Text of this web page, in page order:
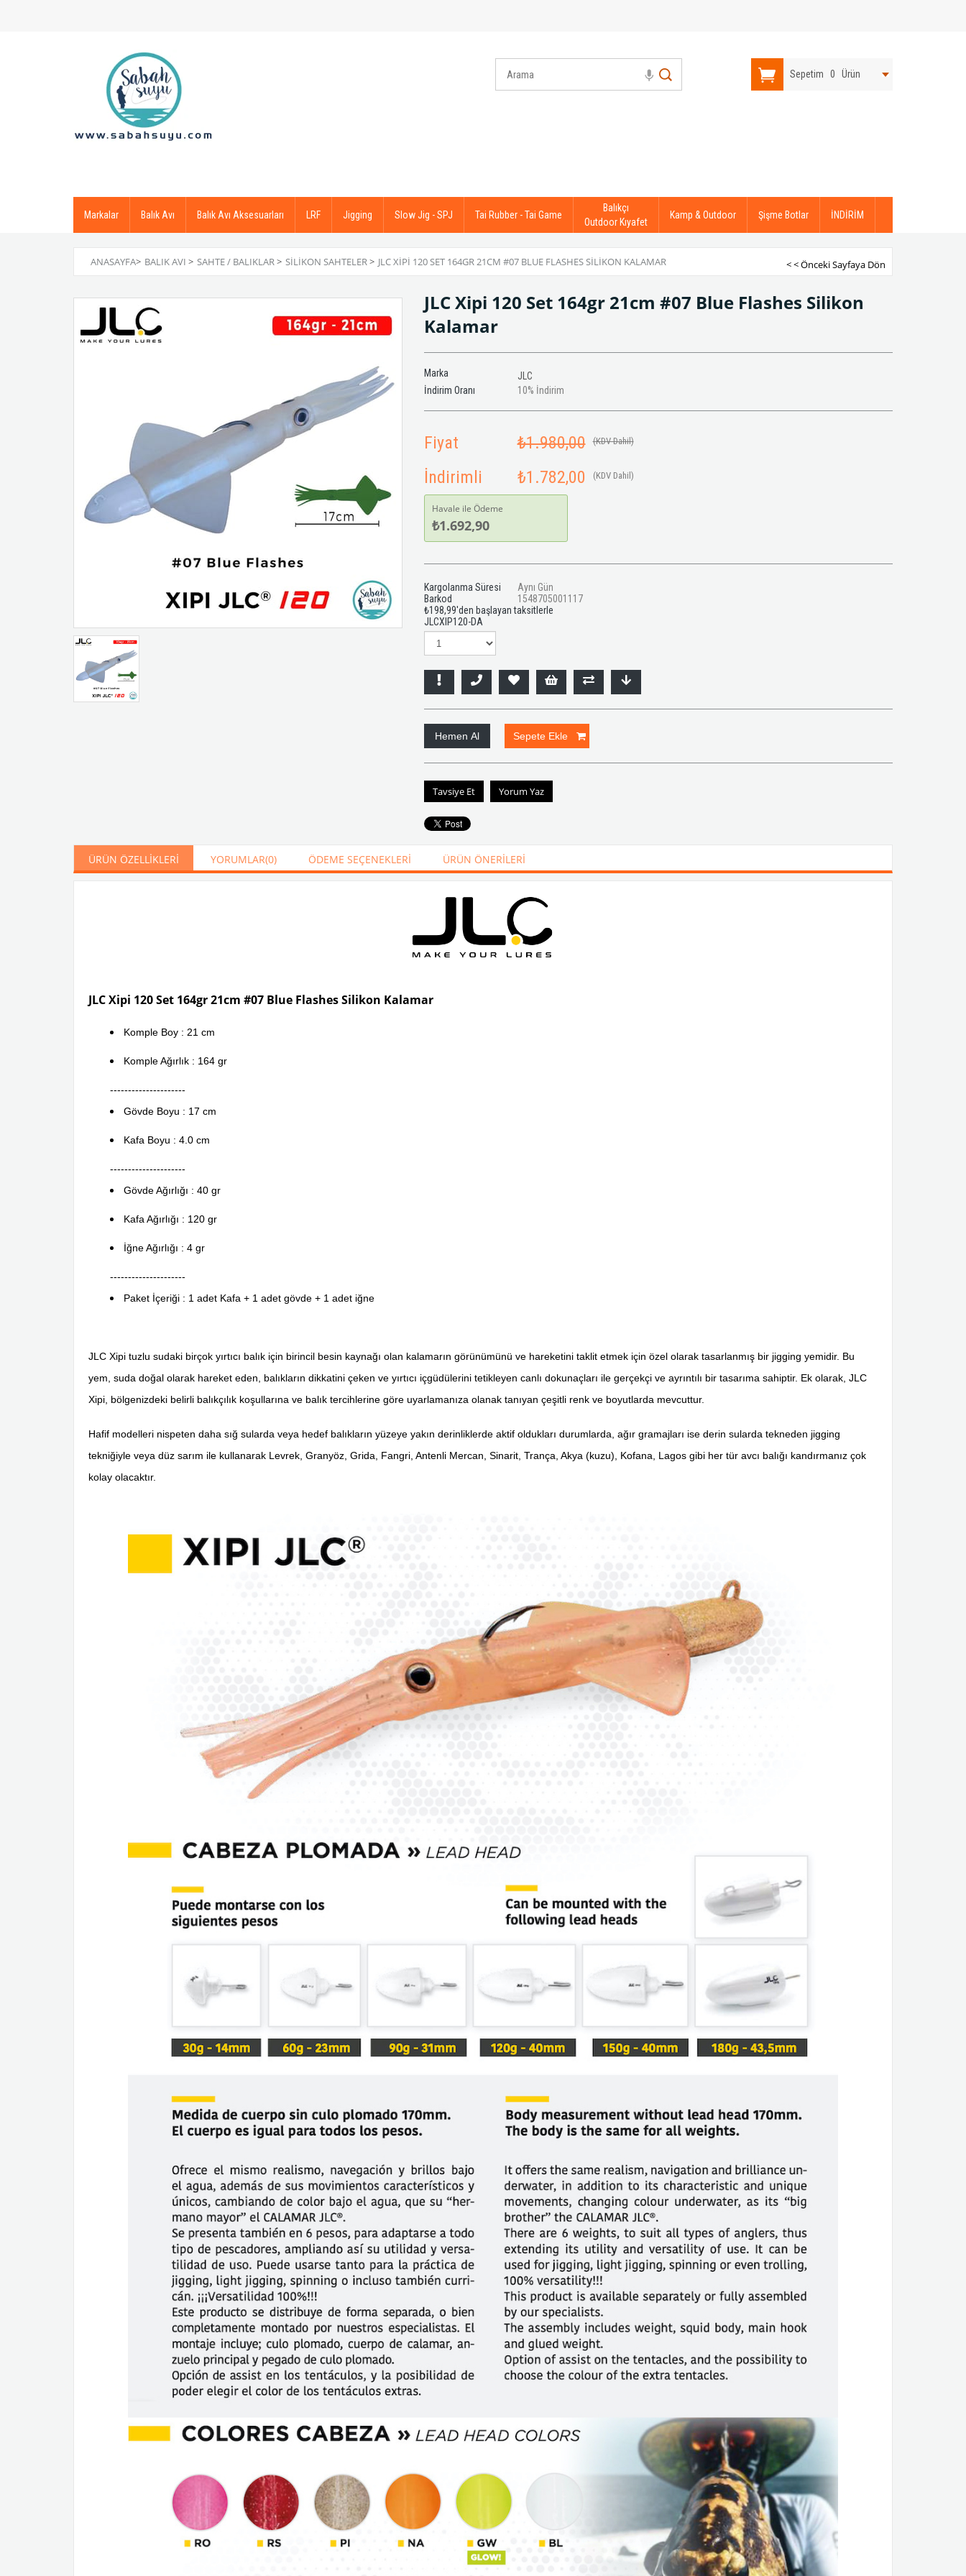
Sepetim 0 Ürün
Markalar Balık Avı Balık Avı Aksesuarları LRF Jigging Slow Jig - SPJ Tai Rubber - Tai Game
Balıkçı
Outdoor Kıyafet
Kamp & Outdoor Şişme Botlar İNDİRİM
ANASAYFA> BALIK AVI > SAHTE / BALIKLAR> SILIKON SAHTELER> JLC XIPI 120 SET 164GR 21CM #07 BLUE FLASHES SILIKON KALAMAR < < Önceki Sayfaya Dön
JLC Xipi 120 Set 164gr 21cm #07 Blue Flashes Silikon
Kalamar
Marka
JLC
İndirim Oranı
%
10 İndirim
Fiyat ₺1.980,00 (KDV Dahil)
İndirimli ₺1.782,00 (KDV Dahil)
Havale ile Ödeme
₺1.692,90
Kargolanma Süresi
Aynı Gün
Barkod
1548705001117
₺198,99'den başlayan taksitlerle
JLCXIP120-DA
Tavsiye Et Yorum Yaz
ÜRÜN ÖZELLIKLERI YORUMLAR(0) ÖDEME SEÇENEKLERI ÜRÜN ÖNERILERI
JLC Xipi 120 Set 164gr 21cm #07 Blue Flashes Silikon Kalamar
Komple Boy : 21 cm
Komple Ağırlık : 164 gr
---------------------
Gövde Boyu : 17 cm
Kafa Boyu : 4.0 cm
---------------------
Gövde Ağırlığı : 40 gr
Kafa Ağırlığı : 120 gr
İğne Ağırlığı : 4 gr
---------------------
Paket İçeriği : 1 adet Kafa + 1 adet gövde + 1 adet iğne
JLC Xipi tuzlu sudaki birçok yırtıcı balık için birincil besin kaynağı olan kalamarın görünümünü ve hareketini taklit etmek için özel olarak tasarlanmış bir jigging yemidir. Bu
yem, suda doğal olarak hareket eden, balıkların dikkatini çeken ve yırtıcı içgüdülerini tetikleyen canlı dokunaçları ile gerçekçi ve ayrıntılı bir tasarıma sahiptir. Ek olarak, JLC
Xipi, bölgenizdeki belirli balıkçılık koşullarına ve balık tercihlerine göre uyarlamanıza olanak tanıyan çeşitli renk ve boyutlarda mevcuttur.
Hafif modelleri nispeten daha sığ sularda veya hedef balıkların yüzeye yakın derinliklerde aktif oldukları durumlarda, ağır gramajları ise derin sularda tekneden jigging
tekniğiyle veya düz sarım ile kullanarak Levrek, Granyöz, Grida, Fangri, Antenli Mercan, Sinarit, Trança, Akya (kuzu), Kofana, Lagos gibi her tür avcı balığı kandırmanız çok
kolay olacaktır.